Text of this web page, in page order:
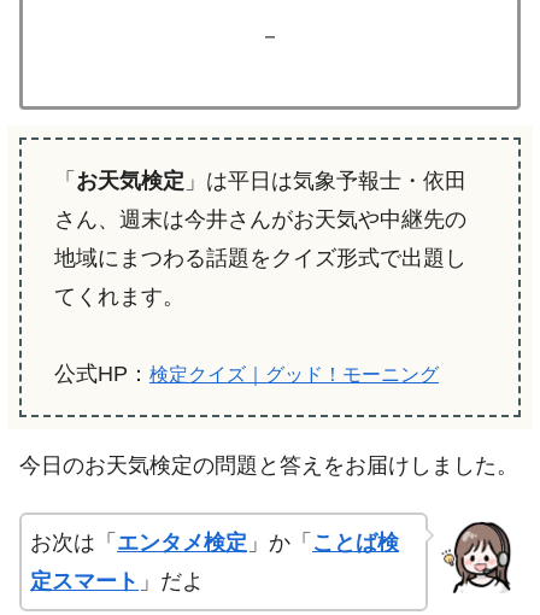
－
「 お天気検定 」は平日は気象予報士・依田
さん、週末は今井さんがお天気や中継先の
地域にまつわる話題をクイズ形式で出題し
てくれます。
公式HP： 検定クイズ｜グッド！モーニング
今日のお天気検定の問題と答えをお届けしました。
お次は「 エンタメ検定 」か「 ことば検
定スマート 」だよ